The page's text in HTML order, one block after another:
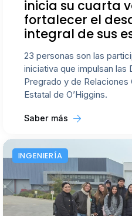
inicia su cuarta
fortalecer el
integral de sus
23 personas son las
iniciativa que impulsan las
Pregrado y de Relaciones
Estatal de O’Higgins.
Saber más
INGENIERÍA